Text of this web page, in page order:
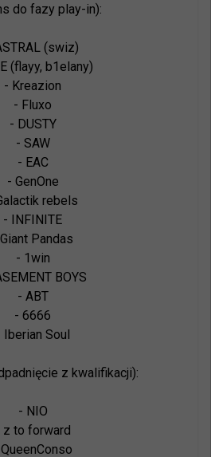
do fazy play-in):
(swiz)
(flayy, b1elany)
- Kreazion
- Fluxo
- DUSTY
- SAW
- EAC
- GenOne
rebels
- INFINITE
Pandas
- 1win
BOYS
- ABT
- 6666
Iberian Soul
z kwalifikacji):
- NIO
z to forward